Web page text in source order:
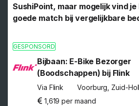
SushiPoint, maar mogelijk vind
goede match bij vergelijkbare
GESPONSORD
Bijbaan: E-Bike Bezorger
(Boodschappen) bij Flink
Via Flink
Voorburg, Zuid-
1,619 per maand